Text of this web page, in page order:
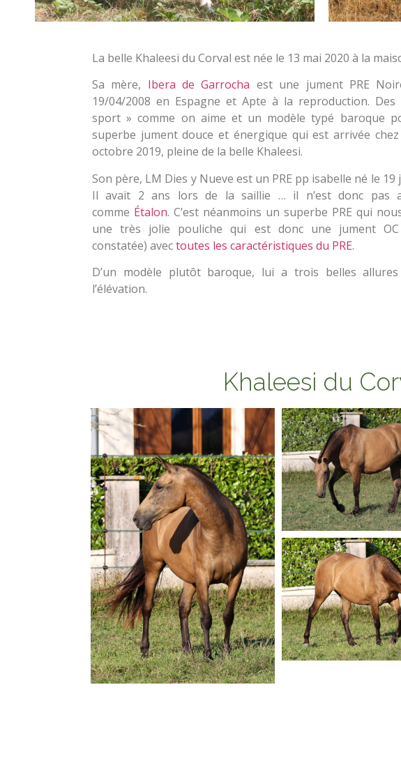
La belle Khaleesi du Corval est née le 13 mai 2020 à la
Sa mère, Ibera de Garrocha est une jument PRE
19/04/2008 en Espagne et Apte à la reproduction. Des
sport » comme on aime et un modèle typé baroque
superbe jument douce et énergique qui est arrivée
octobre 2019, pleine de la belle Khaleesi.
Son père, LM Dies y Nueve est un PRE pp isabelle né le 19
Il avait 2 ans lors de la saillie … il n’est donc pas
comme Étalon. C’est néanmoins un superbe PRE qui
une très jolie pouliche qui est donc une jument
constatée) avectoutes les caractéristiques du PRE.
D’un modèle plutôt baroque, lui a trois belles
l’élévation.
Khaleesi du